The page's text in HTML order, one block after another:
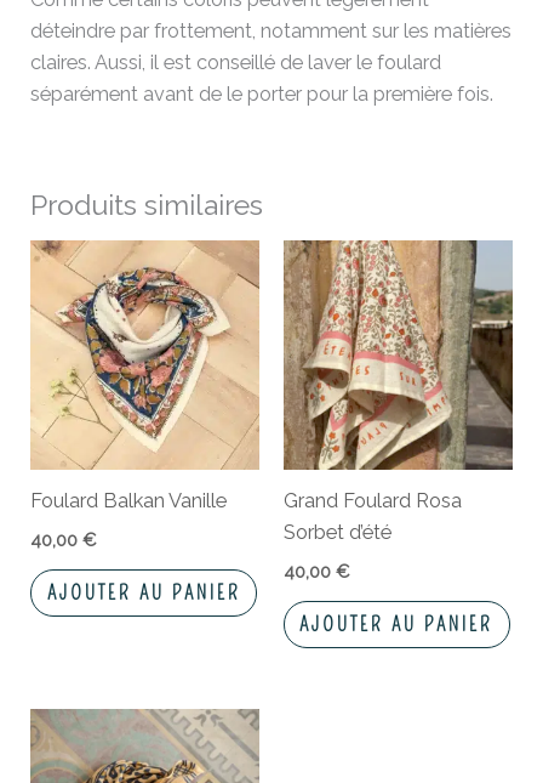
déteindre par frottement, notamment sur les matières
claires. Aussi, il est conseillé de laver le foulard
séparément avant de le porter pour la première fois.
Produits similaires
Foulard Balkan Vanille
40,00€
AJOUTER AU PANIER
Grand Foulard Rosa
Sorbet d’été
40,00 €
AJOUTER AU PANIER